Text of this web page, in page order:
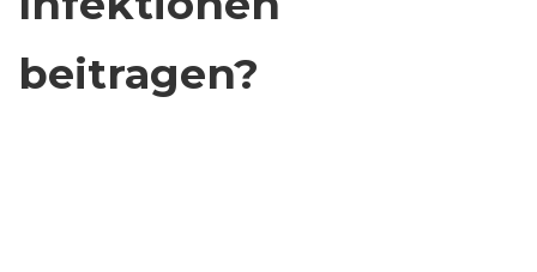
beitragen?